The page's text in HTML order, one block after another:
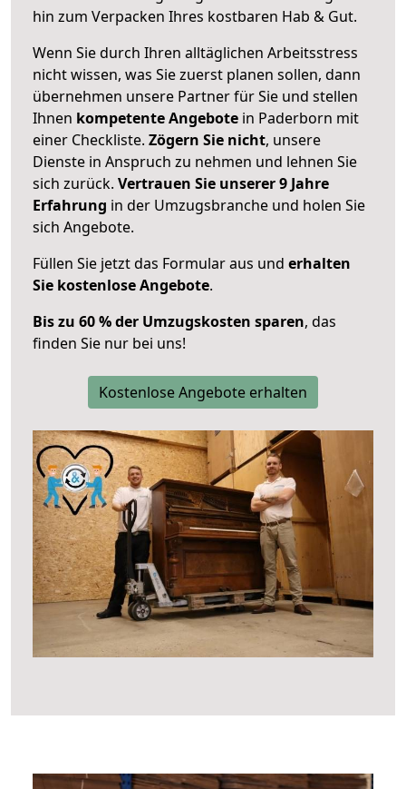
hin zum Verpacken Ihres kostbaren Hab & Gut.
Wenn Sie durch Ihren alltäglichen Arbeitsstress
nicht wissen, was Sie zuerst planen sollen, dann
übernehmen unsere Partner für Sie und stellen
Ihnen kompetente Angebote in Paderborn mit
einer Checkliste. Zögern Sie nicht, unsere
Dienste in Anspruch zu nehmen und lehnen Sie
sich zurück. Vertrauen Sie unserer 9 Jahre
Erfahrung in der Umzugsbranche und holen Sie
sich Angebote.
Füllen Sie jetzt das Formular aus und erhalten
Sie kostenlose Angebote.
Bis zu 60 % der Umzugskosten sparen, das
finden Sie nur bei uns!
Kostenlose Angebote erhalten